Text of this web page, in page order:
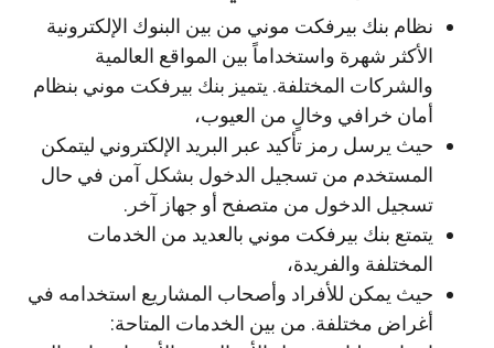
نظام بنك بيرفكت موني من بين البنوك الإلكترونية
الأكثر شهرة واستخداماً بين المواقع العالمية
والشركات المختلفة. يتميز بنك بيرفكت موني بنظام
أمان خرافي وخالٍ من العيوب،
حيث يرسل رمز تأكيد عبر البريد الإلكتروني ليتمكن
المستخدم من تسجيل الدخول بشكل آمن في حال
تسجيل الدخول من متصفح أو جهاز آخر.
يتمتع بنك بيرفكت موني بالعديد من الخدمات
المختلفة والفريدة،
حيث يمكن للأفراد وأصحاب المشاريع استخدامه في
أغراض مختلفة. من بين الخدمات المتاحة: